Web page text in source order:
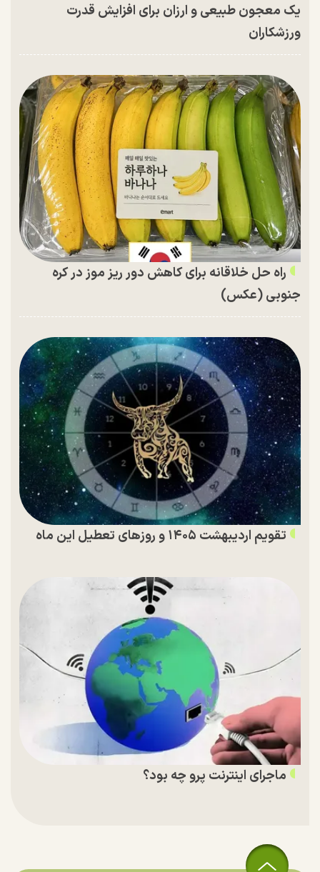
یک معجون طبیعی و ارزان برای افزایش قدرت
ورزشکاران
راه حل خلاقانه برای کاهش دور ریز موز در کره
جنوبی (عکس)
تقویم اردیبهشت ۱۴۰۵ و روز‌های تعطیل این ماه
ماجرای اینترنت پرو چه بود؟